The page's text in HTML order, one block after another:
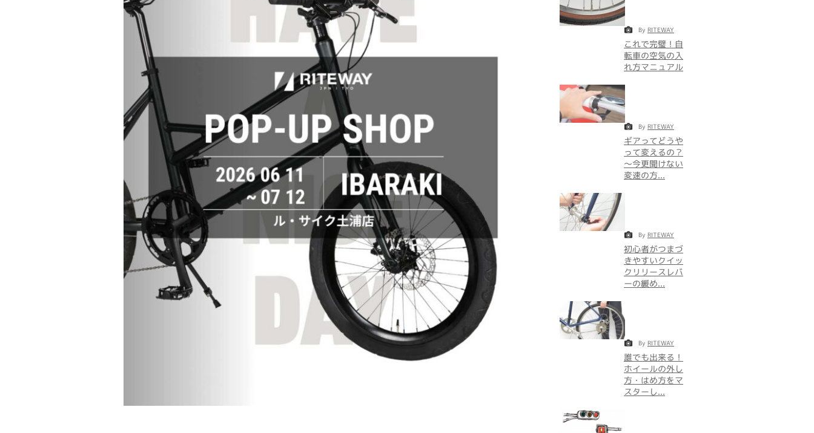
By RITEWAY
これで完璧！自
転車の空気の入
れ方マニュアル
By RITEWAY
ギアってどうや
って変えるの？
～今更聞けない
変速の方...
By RITEWAY
初心者がつまづ
きやすいクイッ
クリリースレバ
ーの緩め...
By RITEWAY
誰でも出来る！
ホイールの外し
方・はめ方をマ
スターし...